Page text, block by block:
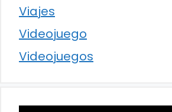
Viajes
Videojuego
Videojuegos